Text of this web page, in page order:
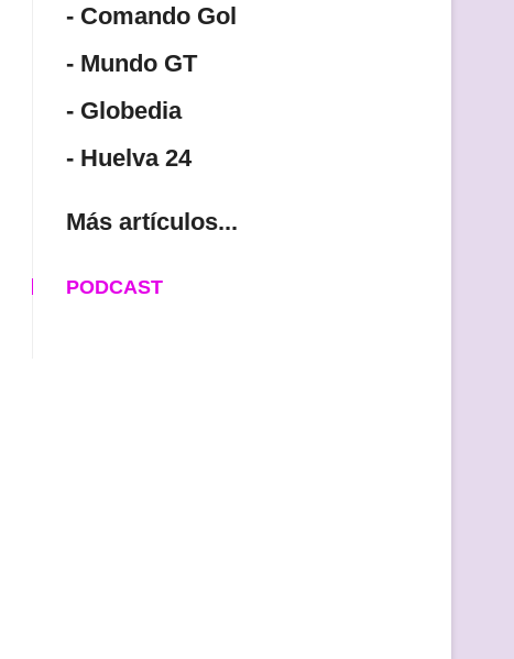
- Comando Gol
- Mundo GT
- Globedia
- Huelva 24
Más artículos...
PODCAST